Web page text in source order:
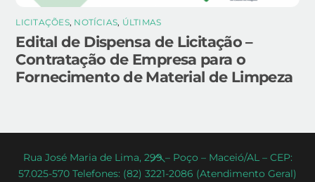
LICITAÇÕES, NOTÍCIAS, ÚLTIMAS
Edital de Dispensa de Licitação –
Contratação de Empresa para o
Fornecimento de Material de Limpeza
Back
To
Rua José Maria de Lima, 299 – Poço – Maceió/AL – CEP:
57.025-570 Telefones: (82) 3221-2086 (Atendimento Geral)